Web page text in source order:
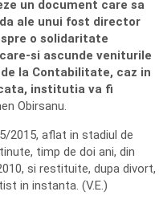
un document care sa
ale unui fost director
o solidaritate
si ascunde veniturile
la Contabilitate, caz in
institutia va fi
Obirsanu.
2015, aflat in stadiul de
timp de doi ani, din
si restituite, dupa divort,
in instanta. (V.E.)